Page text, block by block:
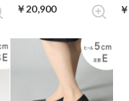
￥20,900